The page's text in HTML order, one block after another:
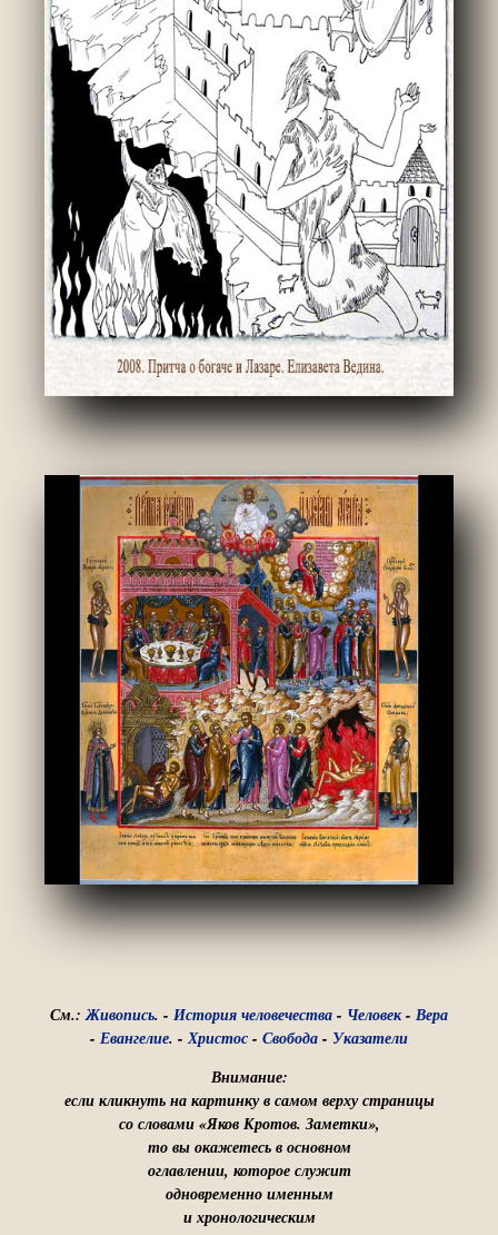
См.:Живопись. - История человечества- Человек- Вера
- Евангелие. -Христос- Свобода- Указатели
Внимание:
если кликнуть на картинку в самом верху страницы
со словами «Яков Кротов. Заметки»,
то вы окажетесь в основном
оглавлении, которое служит
одновременно именным
и хронологическим